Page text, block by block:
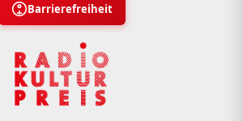
Barrierefreiheit